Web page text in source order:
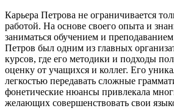
Карьера Петрова не ограничивается
работой. На основе своего опыта и
заниматься обучением и
Петров был одним из главных
курсов, где его методики и подходы
оценку от учащихся и коллег. Его
легкостью передавать сложные
фонетические нюансы привлекала
желающих совершенствовать свои